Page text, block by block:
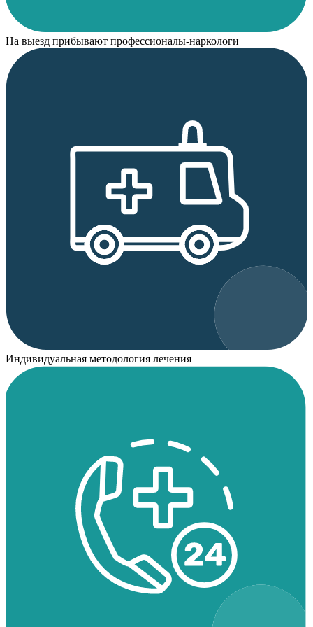
На выезд прибывают профессионалы-наркологи
Индивидуальная методология лечения